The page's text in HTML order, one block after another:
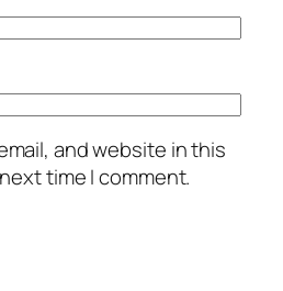
and website in this
time I comment.